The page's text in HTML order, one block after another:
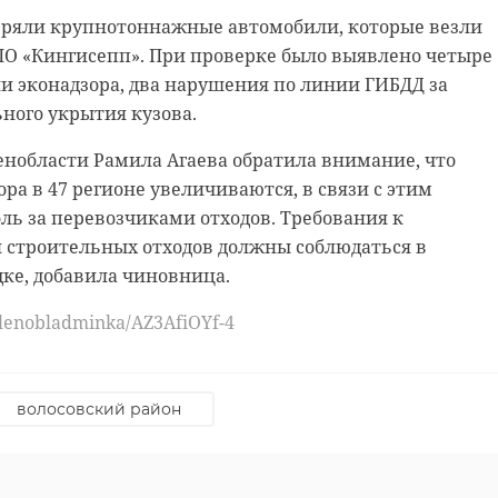
крупнотоннажные автомобили, которые везли
«Кингисепп». При проверке было выявлено четыре
эконадзора, два нарушения по линии ГИБДД за
укрытия кузова.
Рамила Агаева обратила внимание, что
в 47 регионе увеличиваются, в связи с этим
за перевозчиками отходов. Требования к
отходов должны соблюдаться в
добавила чиновница.
AZ3AfiOYf-4
волосовский район
к спортсменам и их родным обратился депутат
Игнат Кущ, который оказал помощь в организации
занимает особое место — к нему относятся
и уважением. Это не просто поединки,
школа жизни: она учит стойкости,
и взаимному уважению»,
в ТРЦ «Кубус» пройдут финальные поединки.
нас в
помогла в восстановлении пожарной части МЧС,
Херсонской области. Поддержку также в этом вопросе
ленинградского правительства, в пожарной
все помещения, оборудовали современные
приобрели новые автоцистерны и автолестницы.
ведомства сделали спортивный зал.
констатировал чиновник.